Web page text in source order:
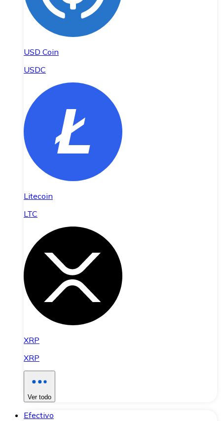
USD Coin
USDC
Litecoin
LTC
XRP
XRP
Ver todo
Efectivo